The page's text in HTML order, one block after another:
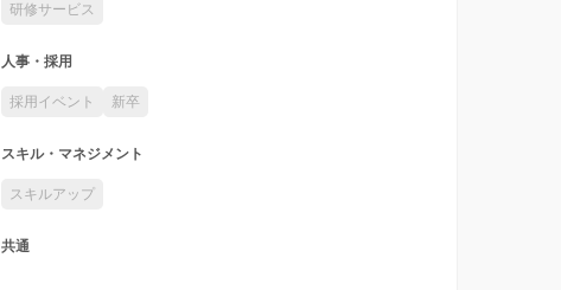
研修サービス
人事・採用
採用イベント 新卒
スキル・マネジメント
スキルアップ
共通